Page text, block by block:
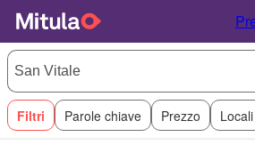
Filtri Parole chiave Prezzo Locali